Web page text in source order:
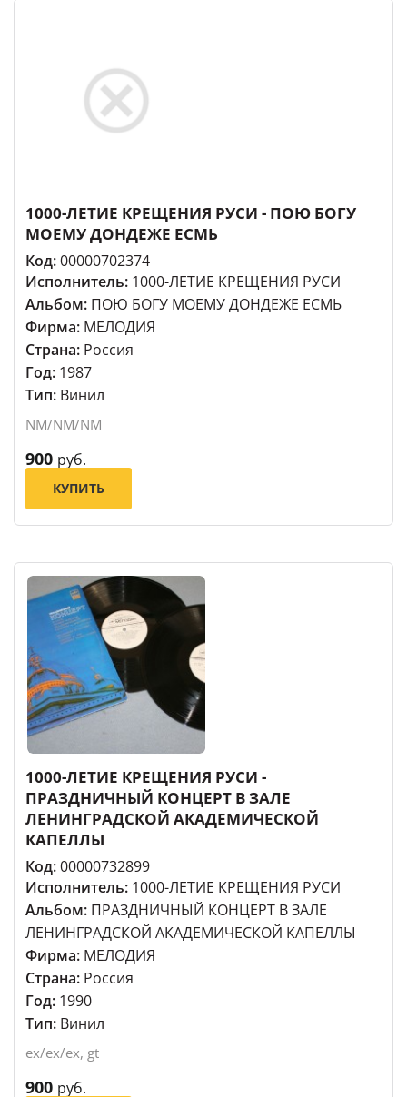
1000-ЛЕТИЕ КРЕЩЕНИЯ РУСИ - ПОЮ БОГУ
МОЕМУ ДОНДЕЖЕ ЕСМЬ
Код:00000702374
Исполнитель: 1000-ЛЕТИЕ КРЕЩЕНИЯ РУСИ
Альбом: ПОЮ БОГУ МОЕМУ ДОНДЕЖЕ ЕСМЬ
Фирма: МЕЛОДИЯ
Страна: Россия
Год: 1987
Тип: Винил
NM/NM/NM
900 руб.
КУПИТЬ
1000-ЛЕТИЕ КРЕЩЕНИЯ РУСИ -
ПРАЗДНИЧНЫЙ КОНЦЕРТ В ЗАЛЕ
ЛЕНИНГРАДСКОЙ АКАДЕМИЧЕСКОЙ
КАПЕЛЛЫ
Код:00000732899
Исполнитель: 1000-ЛЕТИЕ КРЕЩЕНИЯ РУСИ
Альбом: ПРАЗДНИЧНЫЙ КОНЦЕРТ В ЗАЛЕ
ЛЕНИНГРАДСКОЙ АКАДЕМИЧЕСКОЙ КАПЕЛЛЫ
Фирма: МЕЛОДИЯ
Страна: Россия
Год: 1990
Тип: Винил
ex/ex/ex, gt
900 руб.